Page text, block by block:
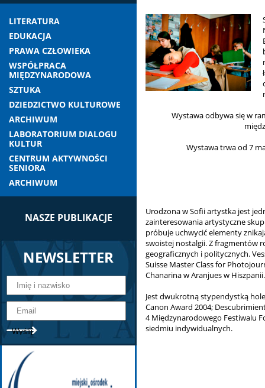
LITERATURA
EDUKACJA
PRAWA CZŁOWIEKA
WSPÓŁPRACA
MIĘDZYNARODOWA
SZTUKA
DZIEDZICTWO KULTUROWE
ARCHIWUM
LABORATORIUM DIALOGU
KULTUR
CENTRUM AKTYWNOŚCI
SENIORA
ARCHIWUM
NASZE PUBLIKACJE
NEWSLETTER
Wystawa odbywa się w
Wystawa trwa od 7
Urodzona w Sofii artystka jest
zainteresowania artystyczne
próbuje uchwycić elementy
swoistej nostalgii. Z fragmentów
geograficznych i politycznych.
Suisse Master Class for
Chanarina w Aranjues w Hiszpanii.
Jest dwukrotną stypendystką
Canon Award 2004;
4 Międzynarodowego Festiwalu
siedmiu indywidualnych.